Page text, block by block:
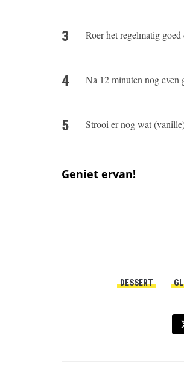
Roer het regelmatig
Na 12 minuten nog even
Strooi er nog wat
Geniet ervan!
DESSERT